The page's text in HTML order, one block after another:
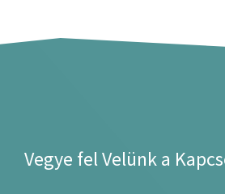
Vegye fel Velünk a